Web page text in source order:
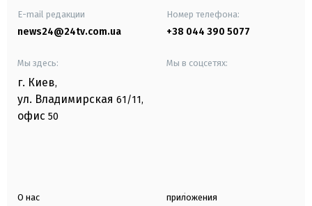
E-mail редакции
news24@24tv.com.ua
Номер телефона:
+38 044 390 5077
Мы здесь:
г. Киев,
ул. Владимирская 61/11,
офис 50
Мы в соцсетях:
О нас приложения